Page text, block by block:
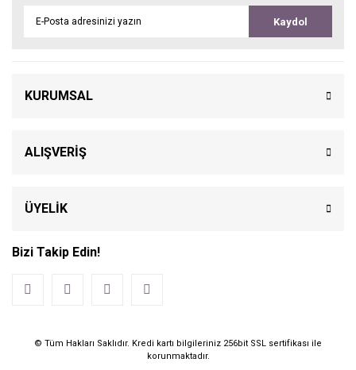
Kaydol
KURUMSAL
ALIŞVERİŞ
ÜYELİK
Bizi Takip Edin!
© Tüm Hakları Saklıdır. Kredi kartı bilgileriniz 256bit SSL sertifikası ile
korunmaktadır.